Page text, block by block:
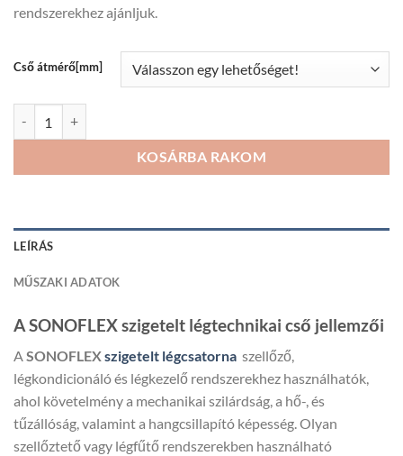
rendszerekhez ajánljuk.
Cső átmérő[mm]
KOSÁRBA RAKOM
LEÍRÁS
MŰSZAKI ADATOK
A SONOFLEX szigetelt légtechnikai cső jellemzői
ASONOFLEXszigetelt légcsatorna szellőző,
légkondicionáló és légkezelő rendszerekhez használhatók,
ahol követelmény a mechanikai szilárdság, a hő-, és
tűzállóság, valamint a hangcsillapító képesség. Olyan
szellőztető vagy légfűtő rendszerekben használható